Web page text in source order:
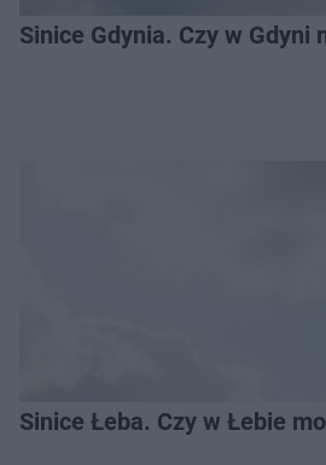
Sinice Gdynia. Czy w Gdyni
Sinice Łeba. Czy w Łebie